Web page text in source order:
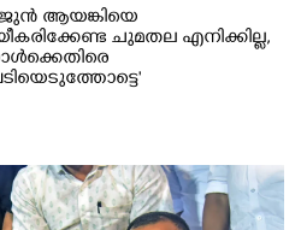
ആയങ്കിയെ
ചുമതല എനിക്കില്ല,